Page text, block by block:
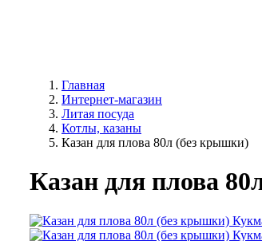
Главная
Интернет-магазин
Литая посуда
Котлы, казаны
Казан для плова 80л (без крышки)
Казан для плова